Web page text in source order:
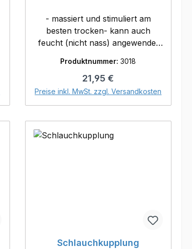
- massiert und stimuliert am
besten trocken- kann auch
feucht (nicht nass) angewendet
Keimübertragung- besonders
saugstark (max. mit 3 Liter
Reinigungslösung ansetzen)- mit
Kartonkern Inhalt: 2 x 750 Blatt
Produktnummer:3018
Regulärer Preis:
21,95 €
Preise inkl. MwSt. zzgl. Versandkosten
In den Warenkorb
Schlauchkupplung